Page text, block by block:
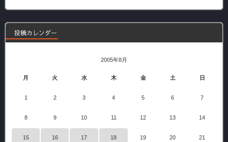
事
投稿カレンダー
2005年8月
月 火 水 木 金 土 日
1 2 3 4 5 6 7
8 9 10 11 12 13 14
15 16 17 18 19 20 21